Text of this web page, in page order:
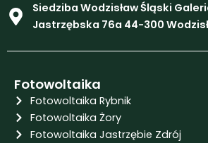
k a
m
Siedziba Wodzisław Śląski
Jastrzębska 76a 44-300
Fotowoltaika
Fotowoltaika Rybnik
Fotowoltaika Żory
Fotowoltaika Jastrzębie Zdrój